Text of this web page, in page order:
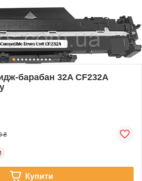
барабан 32A CF232A
₴
Купити